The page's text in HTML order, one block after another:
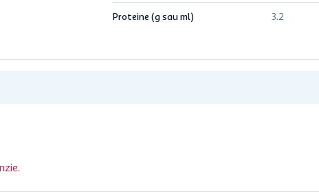
Proteine (g sau ml) 3.2